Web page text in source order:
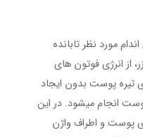
مورد نظر تابانده
از انرژی فوتون های
تیره پوست بدون ایجاد
انجام میشود. در این
پوست و اطراف واژن